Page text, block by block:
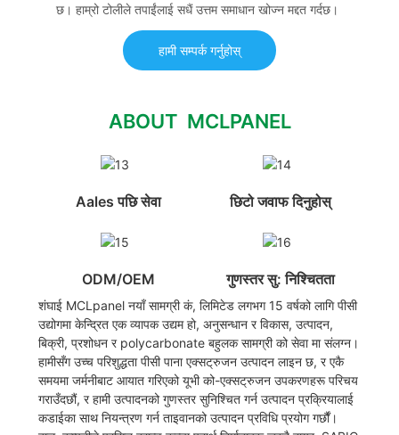
छ। हाम्रो टोलीले तपाईंलाई सधैं उत्तम समाधान खोज्न मद्दत गर्दछ।
हामी सम्पर्क गर्नुहोस्
ABOUT MCLPANEL
Aales पछि सेवा छिटो जवाफ दिनुहोस्
ODM/OEM गुणस्तर सु: निश्चितता
शंघाई MCLpanel नयाँ सामग्री कं, लिमिटेड लगभग 15 वर्षको लागि पीसी
उद्योगमा केन्द्रित एक व्यापक उद्यम हो, अनुसन्धान र विकास, उत्पादन,
बिक्री, प्रशोधन र polycarbonate बहुलक सामग्री को सेवा मा संलग्न।
हामीसँग उच्च परिशुद्धता पीसी पाना एक्सट्रुजन उत्पादन लाइन छ, र एकै
समयमा जर्मनीबाट आयात गरिएको यूभी को-एक्सट्रुजन उपकरणहरू परिचय
गराउँदछौं, र हामी उत्पादनको गुणस्तर सुनिश्चित गर्न उत्पादन प्रक्रियालाई
कडाईका साथ नियन्त्रण गर्न ताइवानको उत्पादन प्रविधि प्रयोग गर्छौं।